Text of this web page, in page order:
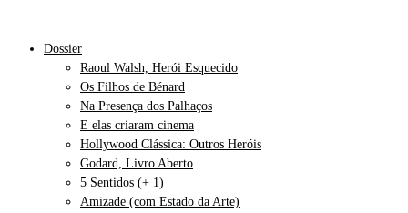
Dossier
Raoul Walsh, Herói Esquecido
Os Filhos de Bénard
Na Presença dos Palhaços
E elas criaram cinema
Hollywood Clássica: Outros Heróis
Godard, Livro Aberto
5 Sentidos (+ 1)
Amizade (com Estado da Arte)